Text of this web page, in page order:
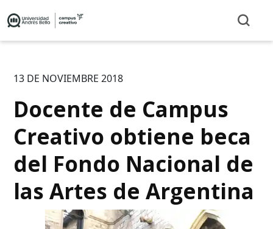
13 DE NOVIEMBRE 2018
Docente de Campus
Creativo obtiene beca
del Fondo Nacional de
las Artes de Argentina